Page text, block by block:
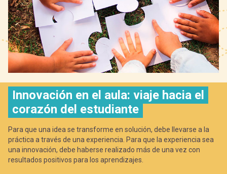
cuenta
Mobile]
Menú
entrar
a
mi
la
navegación
Innovación en el aula: viaje hacia el
corazón del estudiante
Para que una idea se transforme en solución, debe llevarse a la
práctica a través de una experiencia. Para que la experiencia sea
una innovación, debe haberse realizado más de una vez con
resultados positivos para los aprendizajes.